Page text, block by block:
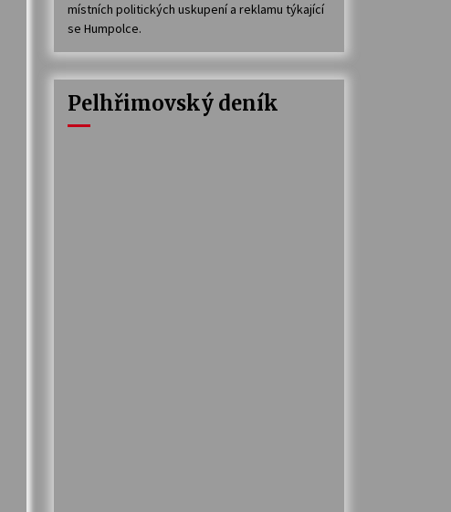
místních politických uskupení a reklamu týkající
se Humpolce.
Pelhřimovský deník